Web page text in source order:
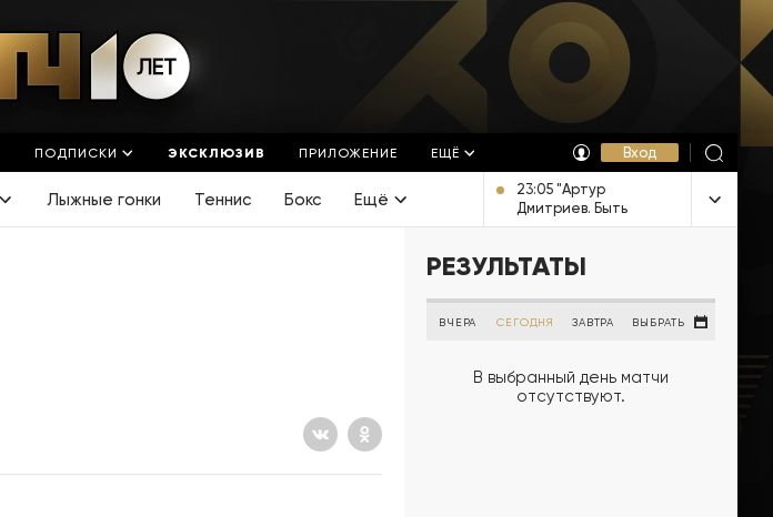
ПОДПИСКИ ЭКСКЛЮЗИВ ПРИЛОЖЕНИЕ ЕЩЁ Вход
Лыжные гонки Теннис Бокс Ещё
23:05 "Артур
Дмитриев. Быть
Человеком".
фильм [12+]
РЕЗУЛЬТАТЫ
ВЧЕРА СЕГОДНЯ ЗАВТРА ВЫБРАТЬ
В выбранный день матчи
отсутствуют.